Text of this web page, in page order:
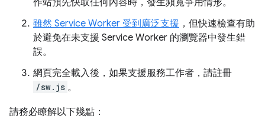
作站預先快取任何內容時，發生頻寬爭用情形。
雖然 Service Worker 受到廣泛支援 ，但快速檢查有助
於避免在未支援 Service Worker 的瀏覽器中發生錯
誤。
網頁完全載入後，如果支援服務工作者，請註冊
/sw.js 。
請務必瞭解以下幾點：